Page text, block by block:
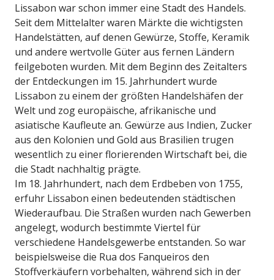
Lissabon war schon immer eine Stadt des Handels.
Seit dem Mittelalter waren Märkte die wichtigsten
Handelstätten, auf denen Gewürze, Stoffe, Keramik
und andere wertvolle Güter aus fernen Ländern
feilgeboten wurden. Mit dem Beginn des Zeitalters
der Entdeckungen im 15. Jahrhundert wurde
Lissabon zu einem der größten Handelshäfen der
Welt und zog europäische, afrikanische und
asiatische Kaufleute an. Gewürze aus Indien, Zucker
aus den Kolonien und Gold aus Brasilien trugen
wesentlich zu einer florierenden Wirtschaft bei, die
die Stadt nachhaltig prägte.
Im 18. Jahrhundert, nach dem Erdbeben von 1755,
erfuhr Lissabon einen bedeutenden städtischen
Wiederaufbau. Die Straßen wurden nach Gewerben
angelegt, wodurch bestimmte Viertel für
verschiedene Handelsgewerbe entstanden. So war
beispielsweise die Rua dos Fanqueiros den
Stoffverkäufern vorbehalten, während sich in der